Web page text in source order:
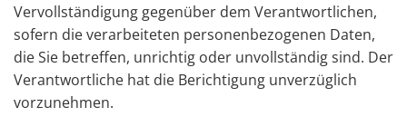
Vervollständigung gegenüber dem Verantwortlichen,
sofern die verarbeiteten personenbezogenen Daten,
die Sie betreffen, unrichtig oder unvollständig sind. Der
Verantwortliche hat die Berichtigung unverzüglich
vorzunehmen.